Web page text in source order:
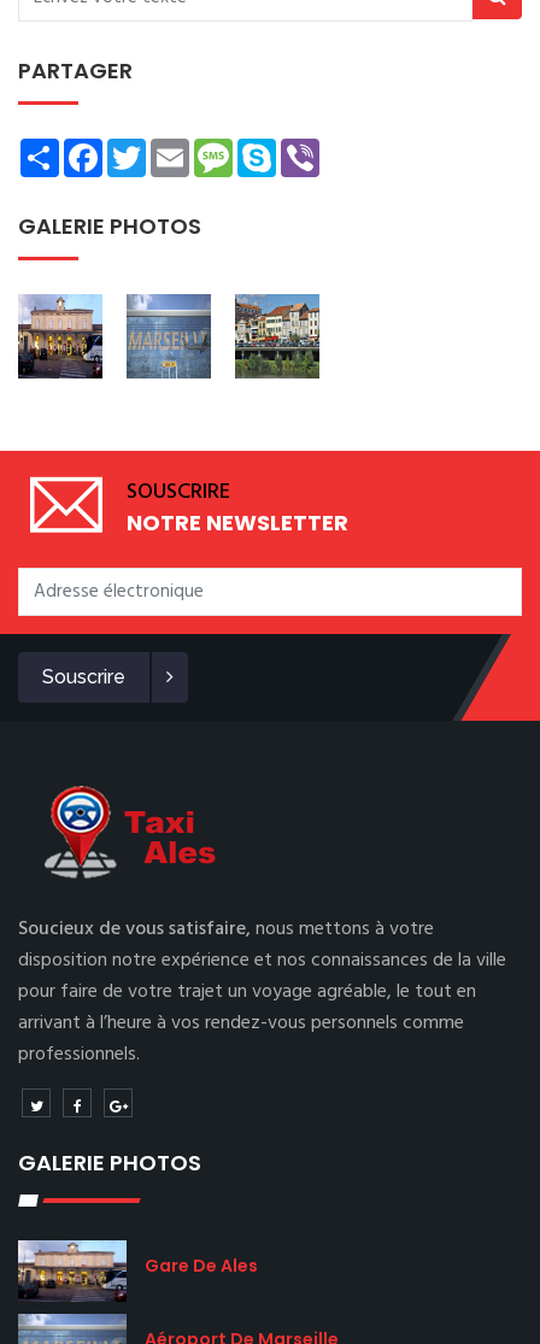
PARTAGER
ShareFacebookTwitterEmailMessage
Skype
GALERIE PHOTOS
SOUSCRIRE
NOTRE NEWSLETTER
Souscrire
Soucieux de vous satisfaire,nous mettons à votre
disposition notre expérience et nos connaissances de la ville
pour faire de votre trajet un voyage agréable, le tout en
arrivant à l’heure à vos rendez-vous personnels comme
professionnels.
GALERIE PHOTOS
Gare De Ales